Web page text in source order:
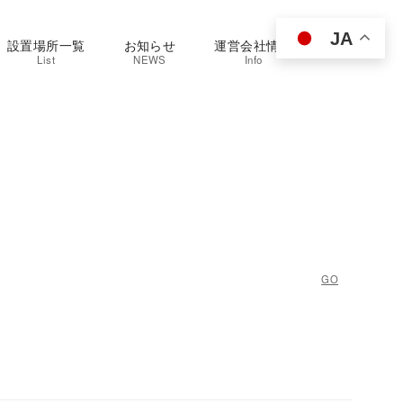
設置場所一覧
List
お知らせ
NEWS
運営会社情報
Info
GO
JA